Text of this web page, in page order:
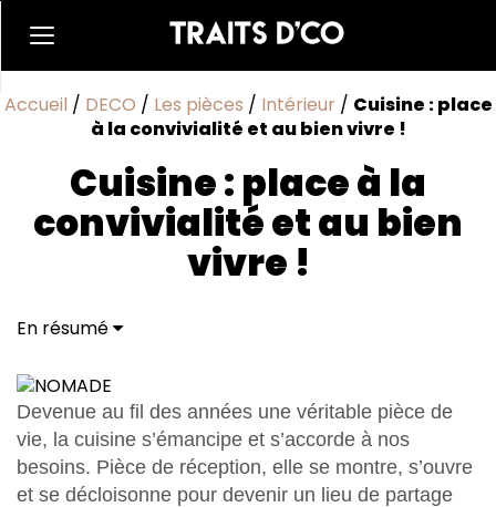
Accueil / DECO / Les pièces / Intérieur / Cuisine : place
à la convivialité et au bien vivre !
Cuisine : place à la
convivialité et au bien
vivre !
En résumé
Devenue au fil des années une véritable pièce de
vie, la cuisine s’émancipe et s’accorde à nos
besoins. Pièce de réception, elle se montre, s’ouvre
et se décloisonne pour devenir un lieu de partage